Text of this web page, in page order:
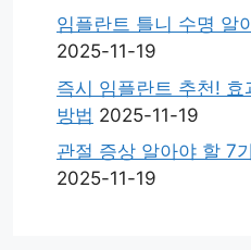
임플란트 틀니 수명 알
2025-11-19
즉시 임플란트 추천! 효
방법 2025-11-19
관절 증상 알아야 할 7
2025-11-19